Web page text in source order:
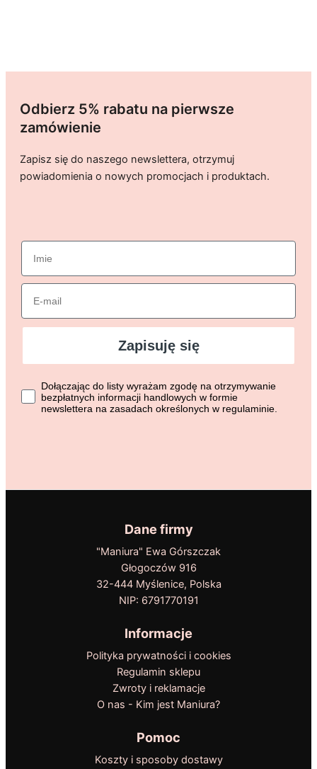
Odbierz 5% rabatu na pierwsze
zamówienie
Zapisz się do naszego newslettera, otrzymuj
powiadomienia o nowych promocjach i produktach.
imie
Email
Zapisuję się
Dołączając do listy wyrażasz zgodę na otrzymywanie
Dołączając do listy wyrażam zgodę na otrzymywanie
bezpłatnych informacji handlowych w formie
newslettera na zasadach określonych w regulaminie.
Dane firmy
"Maniura" Ewa Górszczak
Głogoczów 916
32-444 Myślenice, Polska
NIP: 6791770191
Informacje
Polityka prywatności i cookies
Regulamin sklepu
Zwroty i reklamacje
O nas - Kim jest Maniura?
Pomoc
Koszty i sposoby dostawy